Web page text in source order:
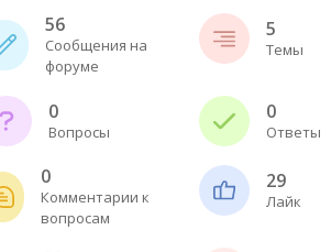
56
Сообщения на
форуме
5
Темы
0
Вопросы
0
Ответы
0
Комментарии к
вопросам
29
Лайк